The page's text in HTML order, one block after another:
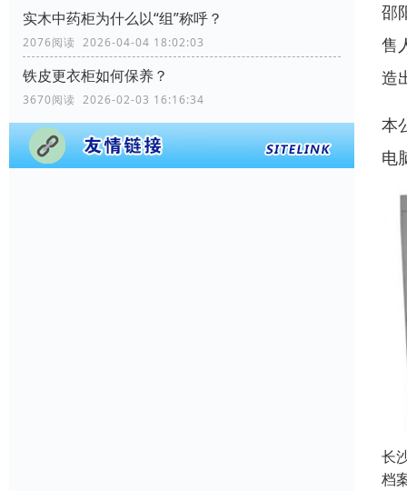
实木中药柜为什么以“组”称呼？
2076阅读 2026-04-04 18:02:03
铁皮更衣柜如何保养？
3670阅读 2026-02-03 16:16:34
邵
售
造
本
电
长
档